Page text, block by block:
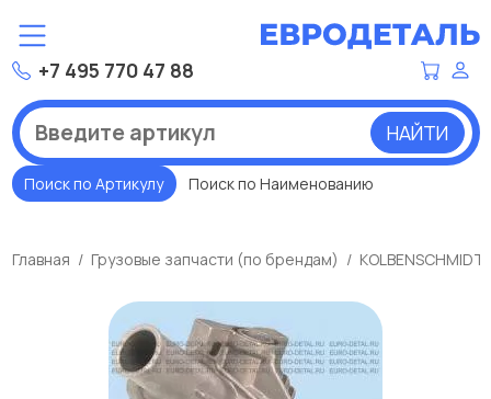
+7 495 770 47 88
НАЙТИ
Поиск по Артикулу Поиск по Наименованию
Главная Грузовые запчасти (по брендам) KOLBENSCHMIDT